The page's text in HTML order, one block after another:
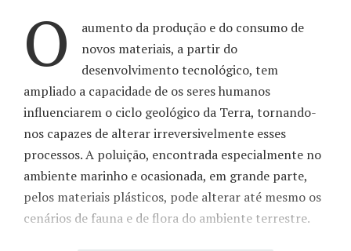
O
aumento da produção e do consumo de
novos materiais, a partir do
desenvolvimento tecnológico, tem
ampliado a capacidade de os seres humanos
influenciarem o ciclo geológico da Terra, tornando-
nos capazes de alterar irreversivelmente esses
processos. A poluição, encontrada especialmente no
ambiente marinho e ocasionada, em grande parte,
pelos materiais plásticos, pode alterar até mesmo os
cenários de fauna e de flora do ambiente terrestre.